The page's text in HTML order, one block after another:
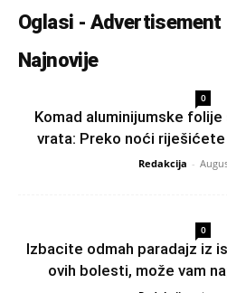
Oglasi - Advertisement
Najnovije
0
Komad aluminijumske
vrata: Preko noći
Redakcija -
0
Izbacite odmah paradajz iz
ovih bolesti, može vam